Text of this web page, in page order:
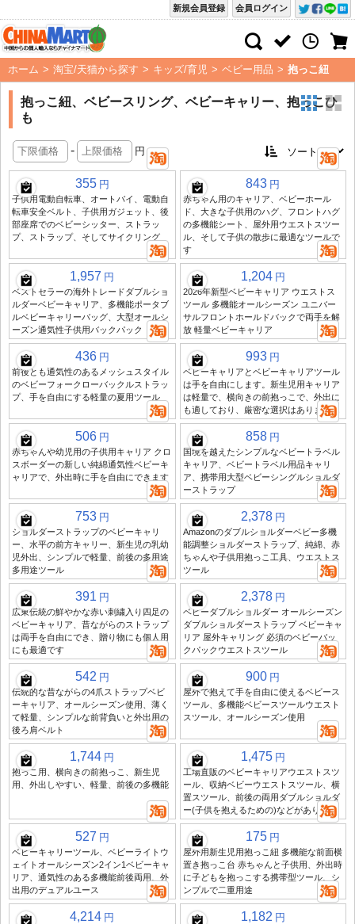
会員ログイン
新規会員登録
ホーム > 淘宝/天猫から探す > キッズ/育児 > ベビー用品 > 抱っこ紐
抱っこ紐、ベビースリング、ベビーキャリー、抱っこひ
も
- 円
355 円
子供用電動自転車、オートバイ、電動自
転車安全ベルト、子供用ガジェット、後
部座席でのベビーシッター、ストラッ
プ、ストラップ、そしてサイクリング
843 円
赤ちゃん用のキャリア、ベビーホール
ド、大きな子供用のハグ、フロントハグ
の多機能シート、屋外用ウエストスツー
ル、そして子供の散歩に最適なツールで
す
1,957 円
ベストセラーの海外トレードダブルショ
ルダーベビーキャリア、多機能ポータブ
ルベビーキャリーバッグ、大型オールシ
ーズン通気性子供用バックパック
1,204 円
2026年新型ベビーキャリア ウエストス
ツール 多機能オールシーズン ユニバー
サルフロントホールドバックで両手を解
放 軽量ベビーキャリア
436 円
前後とも通気性のあるメッシュスタイル
のベビーフォークローバックルストラッ
プ、手を自由にする軽量の夏用ツール
993 円
ベビーキャリアとベビーキャリアツール
は手を自由にします。新生児用キャリア
は軽量で、横向きの前抱っこで、外出に
も適しており、厳密な選択はありません
506 円
赤ちゃんや幼児用の子供用キャリア クロ
スボーダーの新しい純綿通気性ベビーキ
ャリアで、外出時に手を自由にできます
858 円
国境を越えたシンプルなベビートラベル
キャリア、ベビートラベル用品キャリ
ア、携帯用大型ベビーシングルショルダ
ーストラップ
753 円
ショルダーストラップのベビーキャリ
ー、水平の前方キャリー、新生児の乳幼
児外出、シンプルで軽量、前後の多用途
多用途ツール
2,378 円
Amazonのダブルショルダーベビー多機
能調整ショルダーストラップ、純綿、赤
ちゃんや子供用抱っこ工具、ウエストス
ツール
391 円
広東伝統の鮮やかな赤い刺繍入り四足の
ベビーキャリア、昔ながらのストラップ
は両手を自由にでき、贈り物にも個人用
にも最適です
2,378 円
ベビーダブルショルダー オールシーズン
ダブルショルダーストラップ ベビーキャ
リア 屋外キャリング 必須のベビーバッ
クパックウエストスツール
542 円
伝統的な昔ながらの4爪ストラップベビ
ーキャリア、オールシーズン使用、薄く
て軽量、シンプルな前背負いと外出用の
後ろ肩ベルト
900 円
屋外で抱えて手を自由に使えるベビース
ツール、多機能ベビースツールウエスト
スツール、オールシーズン使用
1,744 円
抱っこ用、横向きの前抱っこ、新生児
用、外出しやすい、軽量、前後の多機能
1,475 円
工場直販のベビーキャリアウエストスツ
ール、収納ベビーウエストスツール、横
置スツール、前後の両用ダブルショルダ
ー(子供を抱えるための)などがあります
527 円
ベビーキャリーツール、ベビーライトウ
ェイトオールシーズン2イン1ベビーキャ
リア、通気性のある多機能前後両用、外
出用のデュアルユース
175 円
屋外用新生児用抱っこ紐 多機能な前面横
置き抱っこ台 赤ちゃんと子供用、外出時
に子どもを抱っこする携帯型ツール、シ
ンプルで二重用途
4,214 円 1,182 円